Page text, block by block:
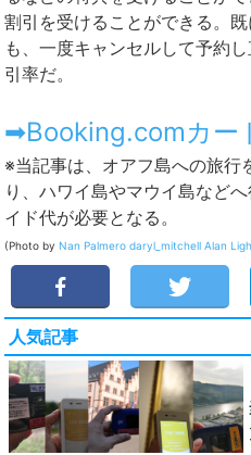
割引を受けることができる。
も、一度キャンセルして予約
引率だ。
➡Booking.comカー
※当記事は、オアフ島への旅行
り、ハワイ島やマウイ島など
イド代が必要となる。
(Photo by Nan Palmero daryl_mitchell Alan
人気記事